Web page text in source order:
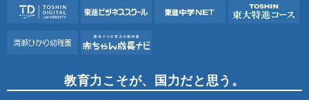
教育力こそが、国力だと思う。